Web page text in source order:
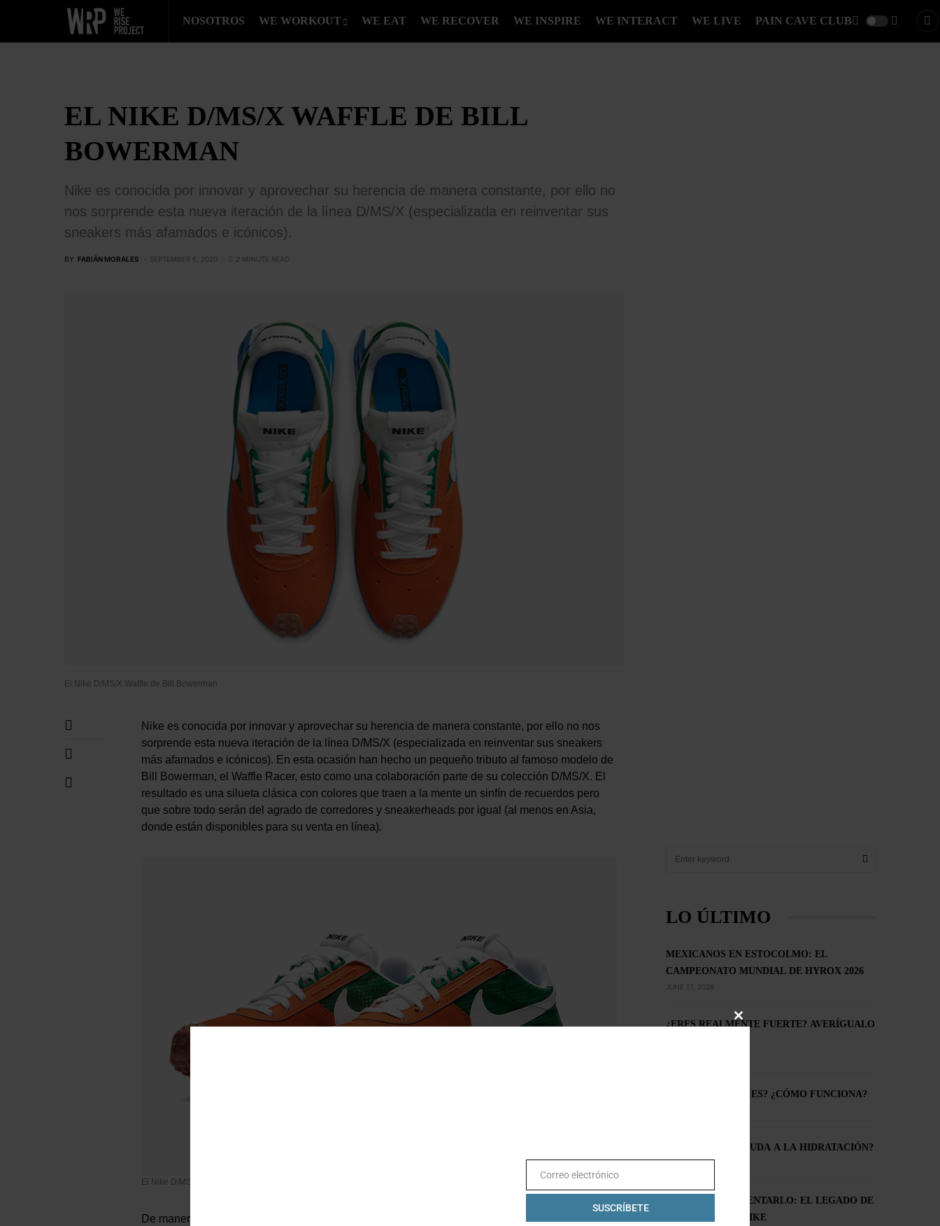
NOSOTROS WE WORKOUT WE EAT WE RECOVER WE INSPIRE WE INTERACT WE LIVE PAIN CAVE CLUB
EL NIKE D/MS/X WAFFLE DE BILL
BOWERMAN
Nike es conocida por innovar y aprovechar su herencia de manera constante, por ello no
nos sorprende esta nueva iteración de la línea D/MS/X (especializada en reinventar sus
sneakers más afamados e icónicos).
BY FABIÁN MORALES SEPTEMBER 6, 2020 2 MINUTE READ
El Nike D/MS/X Waffle de Bill Bowerman
Nike es conocida por innovar y aprovechar su herencia de manera constante, por ello no nos
sorprende esta nueva iteración de la línea D/MS/X (especializada en reinventar sus sneakers
más afamados e icónicos). En esta ocasión han hecho un pequeño tributo al famoso modelo de
Bill Bowerman, el Waffle Racer, esto como una colaboración parte de su colección D/MS/X. El
resultado es una silueta clásica con colores que traen a la mente un sinfín de recuerdos pero
que sobre todo serán del agrado de corredores y sneakerheads por igual (al menos en Asia,
donde están disponibles para su venta en línea).
El Nike D/MS/X Waffle de Bill Bowerman
De manera muy sutil el D/MS/X Waffle es un tributo al calzado para correr de Bowerman. Una
LO ÚLTIMO
MEXICANOS EN ESTOCOLMO: EL
CAMPEONATO MUNDIAL DE HYROX 2026
JUNE 17, 2026
¿ERES REALMENTE FUERTE? AVERÍGUALO
CREATINA: ¿QUÉ ES? ¿CÓMO FUNCIONA?
¿LA CERVEZA AYUDA A LA HIDRATACIÓN?
AUGUST 5, 2025
ATRÉVETE A INTENTARLO: EL LEGADO DE
BREAKING4 DE NIKE
CLOSE
EmailCorreo electrónico
SUSCRÍBETE